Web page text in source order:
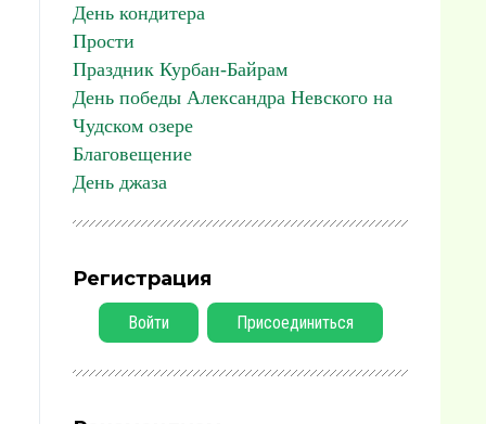
День кондитера
Прости
Праздник Курбан-Байрам
День победы Александра Невского на
Чудском озере
Благовещение
День джаза
Регистрация
Войти Присоединиться